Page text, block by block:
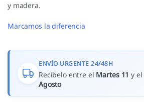
y madera.
Marcamos la diferencia
ENVÍO URGENTE 24/48H
Recíbelo entre el Martes 11 y el
Agosto